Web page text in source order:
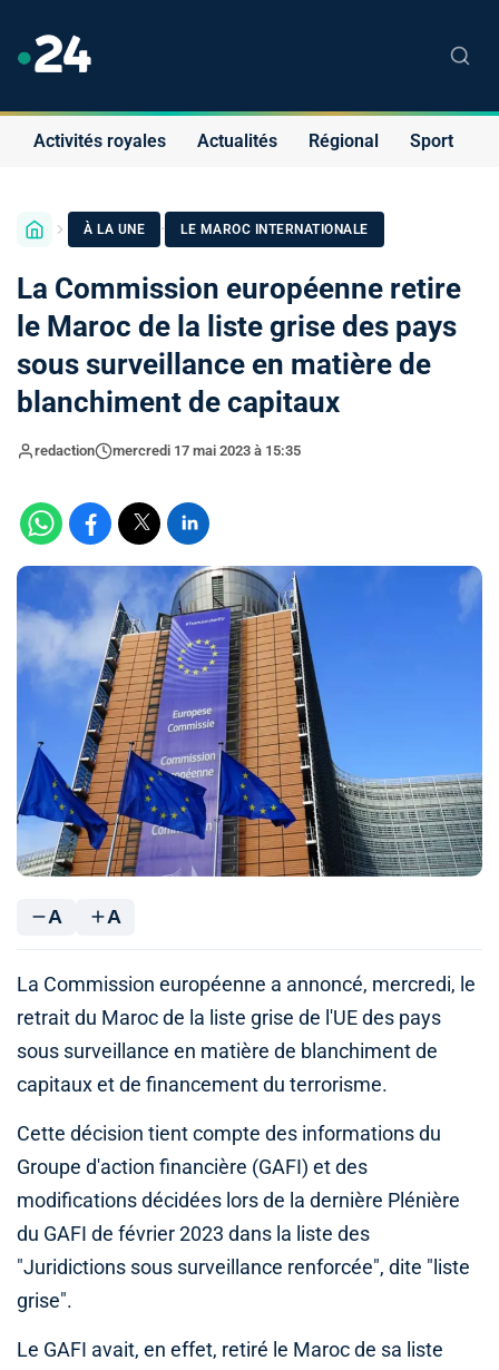
Activités royales Actualités Régional Sport
À LA UNE · LE MAROC INTERNATIONALE
La Commission européenne retire
le Maroc de la liste grise des pays
sous surveillance en matière de
blanchiment de capitaux
redaction mercredi 17 mai 2023 à 15:35
A A
La Commission européenne a annoncé, mercredi, le
retrait du Maroc de la liste grise de l'UE des pays
sous surveillance en matière de blanchiment de
capitaux et de financement du terrorisme.
Cette décision tient compte des informations du
Groupe d'action financière (GAFI) et des
modifications décidées lors de la dernière Plénière
du GAFI de février 2023 dans la liste des
"Juridictions sous surveillance renforcée", dite "liste
grise".
Le GAFI avait, en effet, retiré le Maroc de sa liste